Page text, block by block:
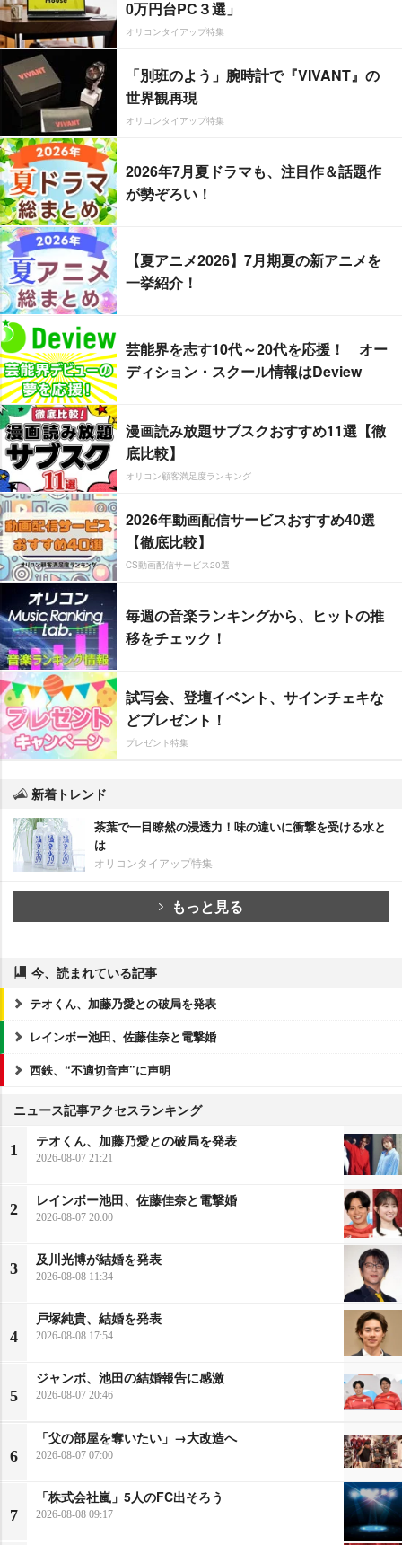
0万円台PC３選」
オリコンタイアップ特集
「別班のよう」腕時計で『VIVANT』の
世界観再現
オリコンタイアップ特集
2026年7月夏ドラマも、注目作＆話題作
が勢ぞろい！
【夏アニメ2026】7月期夏の新アニメを
一挙紹介！
芸能界を志す10代～20代を応援！ オー
ディション・スクール情報はDeview
漫画読み放題サブスクおすすめ11選【徹
底比較】
オリコン顧客満足度ランキング
2026年動画配信サービスおすすめ40選
【徹底比較】
CS動画配信サービス20選
毎週の音楽ランキングから、ヒットの推
移をチェック！
試写会、登壇イベント、サインチェキな
どプレゼント！
プレゼント特集
新着トレンド
茶葉で一目瞭然の浸透力！味の違いに衝撃を受ける水と
は
オリコンタイアップ特集
もっと見る
今、読まれている記事
テオくん、加藤乃愛との破局を発表
レインボー池田、佐藤佳奈と電撃婚
西鉄、“不適切音声”に声明
ニュース記事アクセスランキング
1
テオくん、加藤乃愛との破局を発表
2026-08-07 21:21
2
レインボー池田、佐藤佳奈と電撃婚
2026-08-07 20:00
3
及川光博が結婚を発表
2026-08-08 11:34
4
戸塚純貴、結婚を発表
2026-08-08 17:54
5
ジャンボ、池田の結婚報告に感激
2026-08-07 20:46
6
「父の部屋を奪いたい」→大改造へ
2026-08-07 07:00
7
「株式会社嵐」5人のFC出そろう
2026-08-08 09:17